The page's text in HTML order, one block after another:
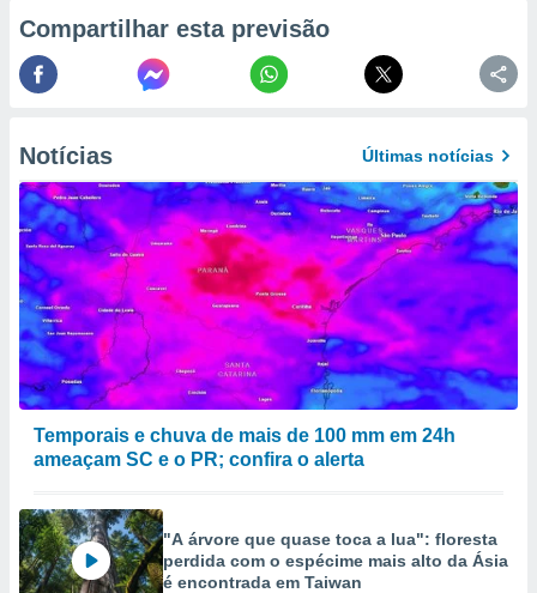
estudos
e
de
1199
Compartilhar esta previsão
Notícias Últimas notícias
Temporais e chuva de mais de 100 mm em 24h
ameaçam SC e o PR; confira o alerta
"A árvore que quase toca a lua": floresta
perdida com o espécime mais alto da Ásia
é encontrada em Taiwan